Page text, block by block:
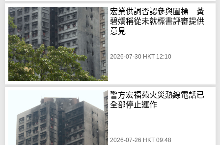
宏業供詞否認參與圍標 黃
碧嬌稱從未就標書評審提供
意見
2026-07-30 HKT 12:10
警方宏福苑火災熱線電話已
全部停止運作
2026-07-26 HKT 09:48